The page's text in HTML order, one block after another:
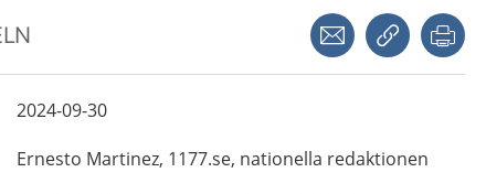
Dela via mejlKopiera länk
2024-09-30
Ernesto Martinez, 1177.se, nationella redaktionen